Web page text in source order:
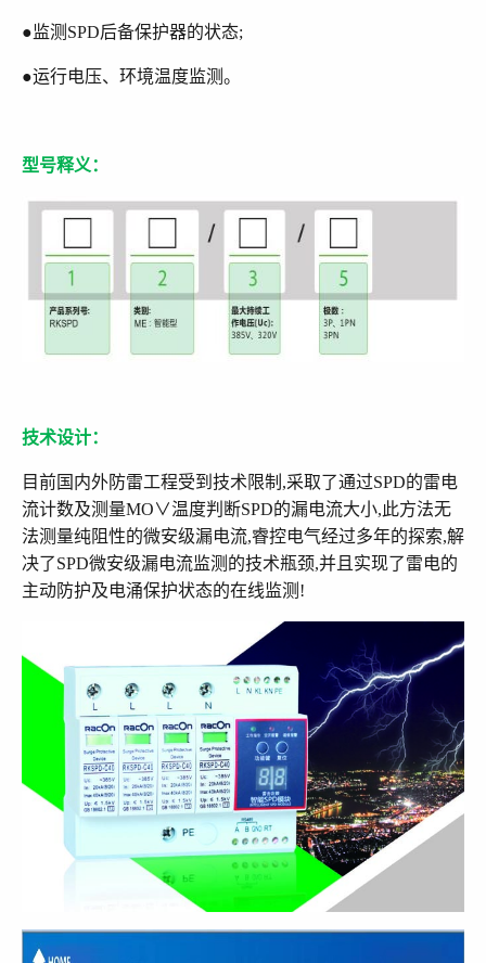
●监测SPD后备保护器的状态;
●运行电压、环境温度监测。
型号释义：
技术设计：
目前国内外防雷工程受到技术限制,采取了通过SPD的雷电
流计数及测量MO∨温度判断SPD的漏电流大小,此方法无
法测量纯阻性的微安级漏电流,睿控电气经过多年的探索,解
决了SPD微安级漏电流监测的技术瓶颈,并且实现了雷电的
主动防护及电涌保护状态的在线监测!